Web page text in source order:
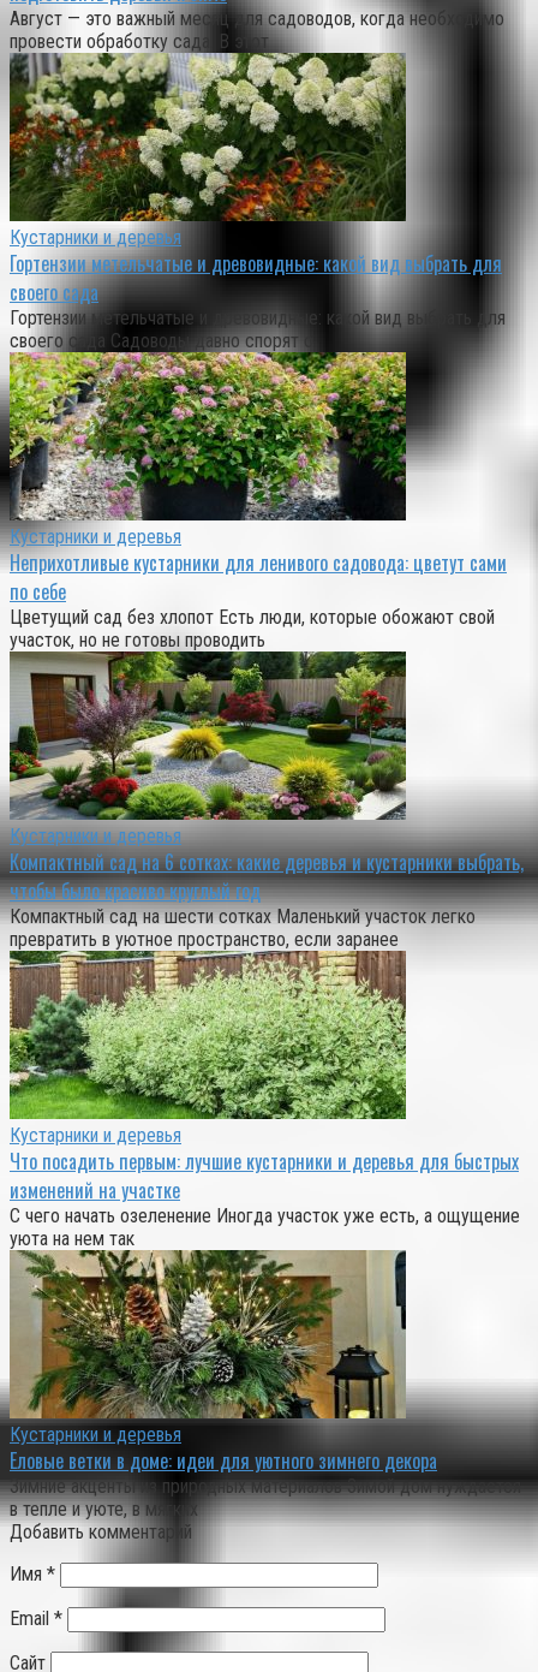
Август — это важный месяц для садоводов, когда необходимо
провести обработку сада. В этот
Кустарники и деревья
Гортензии метельчатые и древовидные: какой вид выбрать для
своего сада
Гортензии метельчатые и древовидные: какой вид выбрать для
своего сада Садоводы давно спорят о
Кустарники и деревья
Неприхотливые кустарники для ленивого садовода: цветут сами
по себе
Цветущий сад без хлопот Есть люди, которые обожают свой
участок, но не готовы проводить
Кустарники и деревья
Компактный сад на 6 сотках: какие деревья и кустарники выбрать,
чтобы было красиво круглый год
Компактный сад на шести сотках Маленький участок легко
превратить в уютное пространство, если заранее
Кустарники и деревья
Что посадить первым: лучшие кустарники и деревья для быстрых
изменений на участке
С чего начать озеленение Иногда участок уже есть, а ощущение
уюта на нем так
Кустарники и деревья
Еловые ветки в доме: идеи для уютного зимнего декора
Зимние акценты из природных материалов Зимой дом нуждается
в тепле и уюте, в мягких
Добавить комментарий
Имя *
Email *
Сайт